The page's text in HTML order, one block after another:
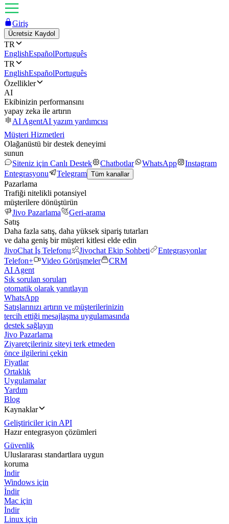
Giriş
Ücretsiz Kaydol
TR
EnglishEspañolPortuguês
TR
EnglishEspañolPortuguês
Özellikler
AI
Ekibinizin performansını
yapay zeka ile artırın
AI AgentAI yazım yardımcısı
Müşteri Hizmetleri
Olağanüstü bir destek deneyimi
sunun
Siteniz için Canlı Destek
Chatbotlar WhatsApp
Instagram
Entegrasyonu
Telegram Tüm kanallar
Pazarlama
Trafiği nitelikli potansiyel
müşterilere dönüştürün
Jivo Pazarlama
Geri-arama
Satış
Daha fazla satış, daha yüksek sipariş tutarları
ve daha geniş bir müşteri kitlesi elde edin
JivoChat İş Telefonu
Jivochat Ekip Sohbeti
Entegrasyonlar
Telefon+
Video Görüşmeler
CRM
AI Agent
Sık sorulan soruları
otomatik olarak yanıtlayın
WhatsApp
Satışlarınızı artırın ve müşterilerinizin
tercih ettiği mesajlaşma uygulamasında
destek sağlayın
Jivo Pazarlama
Ziyaretçileriniz siteyi terk etmeden
önce ilgilerini çekin
Fiyatlar
Ortaklık
Uygulamalar
Yardım
Blog
Kaynaklar
Geliştiriciler için API
Hazır entegrasyon çözümleri
Güvenlik
Uluslararası standartlara uygun
koruma
İndir
Windows için
İndir
Mac için
İndir
Linux için